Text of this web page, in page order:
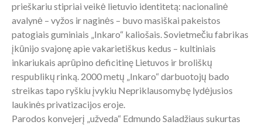
prieškariu stipriai veikė lietuvio identitetą: nacionalinė
avalynė – vyžos ir naginės – buvo masiškai pakeistos
patogiais guminiais „Inkaro“ kaliošais. Sovietmečiu fabrikas
įkūnijo svajonę apie vakarietiškus kedus – kultiniais
inkariukais aprūpino deficitinę Lietuvos ir broliškų
respublikų rinką. 2000 metų „Inkaro“ darbuotojų bado
streikas tapo ryškiu įvykiu Nepriklausomybę lydėjusios
laukinės privatizacijos eroje.
Parodos konvejerį „užveda“ Edmundo Saladžiaus sukurtas